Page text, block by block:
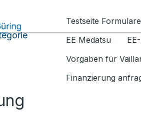
Testseite Formulare
EE Medatsu
Vorgaben für
Finanzierung